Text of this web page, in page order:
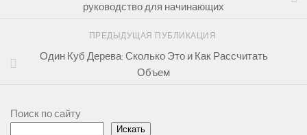
руководство для начинающих
ПРЕДЫДУЩАЯ ПУБЛИКАЦИЯ
Один Куб Дерева: Сколько Это и Как Рассчитать
Объем
Поиск по сайту
Искать